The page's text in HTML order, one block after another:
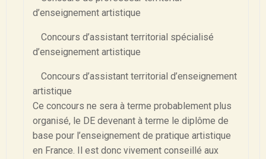
d’enseignement artistique
Concours d’assistant territorial spécialisé
d’enseignement artistique
Concours d’assistant territorial d’enseignement
artistique
Ce concours ne sera à terme probablement plus
organisé, le DE devenant à terme le diplôme de
base pour l’enseignement de pratique artistique
en France. Il est donc vivement conseillé aux